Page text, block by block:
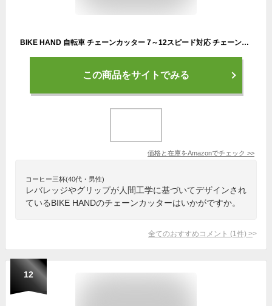
BIKE HAND 自転車 チェーンカッター 7～12スピード対応 チェーンツール （YC-336）
この商品をサイトでみる
価格と在庫をAmazonでチェック >>
コーヒー三杯(40代・男性)
レバレッジやグリップが人間工学に基づいてデザインされ
ているBIKE HANDのチェーンカッターはいかがですか。
全てのおすすめコメント (1 件) >
12